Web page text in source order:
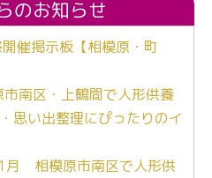
のお知らせ
催掲示板【相模原・町
市南区・上鶴間で人形供養
思い出整理にぴったりのイ
月 相模原市南区で人形供